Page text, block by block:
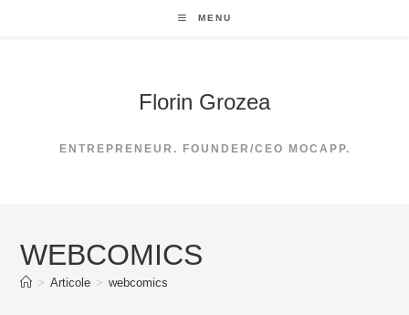
MENU
Florin Grozea
ENTREPRENEUR. FOUNDER/CEO MOCAPP.
WEBCOMICS
> Articole > webcomics